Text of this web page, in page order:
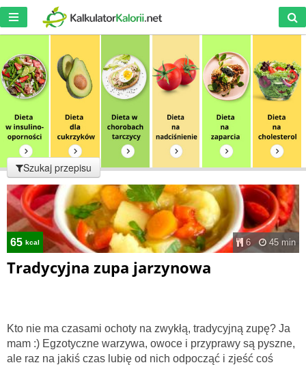
Szukaj przepisu
65 kcal 6 45 min
Tradycyjna zupa jarzynowa
Kto nie ma czasami ochoty na zwykłą, tradycyjną zupę? Ja
mam :) Egzotyczne warzywa, owoce i przyprawy są pyszne,
ale raz na jakiś czas lubię od nich odpocząć i zjeść coś